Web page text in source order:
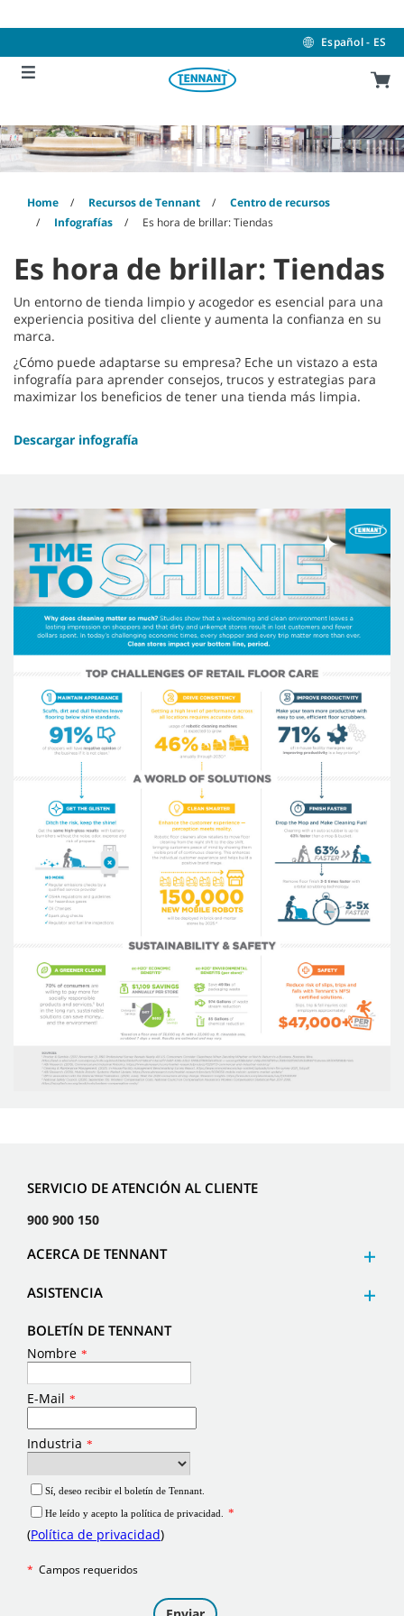
to
to
menu
Español - ES
Home Recursos de Tennant
Centro de recursos
Infografías
Es hora de brillar: Tiendas
Es hora de brillar: Tiendas
Un entorno de tienda limpio y acogedor es esencial para una
experiencia positiva del cliente y aumenta la confianza en su
marca.
¿Cómo puede adaptarse su empresa? Eche un vistazo a esta
infografía para aprender consejos, trucos y estrategias para
maximizar los beneficios de tener una tienda más limpia.
Descargar infografía
SERVICIO DE ATENCIÓN AL CLIENTE
900 900 150
ACERCA DE TENNANT
ASISTENCIA
BOLETÍN DE TENNANT